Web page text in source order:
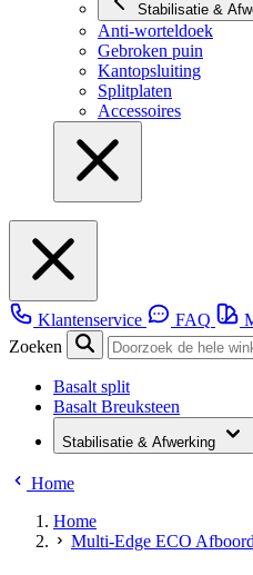
Stabilisatie &
Anti-worteldoek
Gebroken puin
Kantopsluiting
Splitplaten
Accessoires
Klantenservice FAQ
Zoeken
Basalt split
Basalt Breuksteen
Stabilisatie & Afwerking
Home
Home
Multi-Edge ECO